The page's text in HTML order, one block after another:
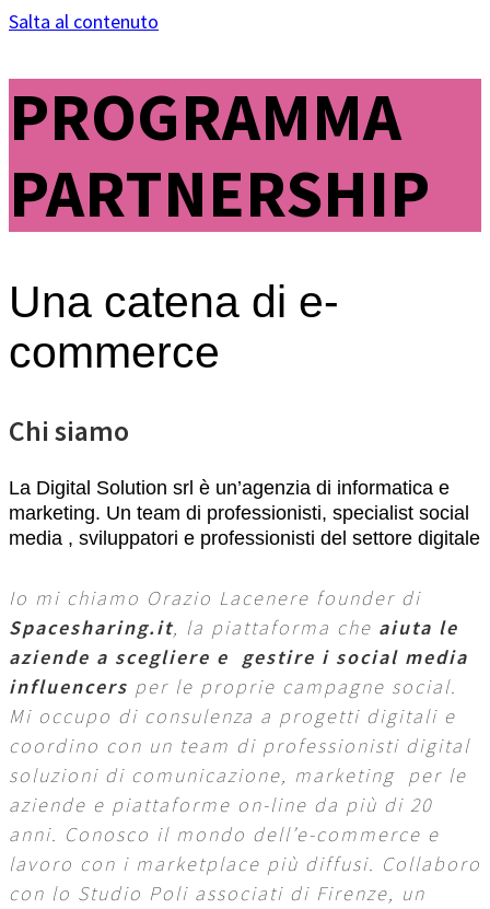
Salta al contenuto
PROGRAMMA
PARTNERSHIP
Una catena di e-
commerce
Chi siamo
La Digital Solution srl è un’agenzia di informatica e
marketing. Un team di professionisti, specialist social
media , sviluppatori e professionisti del settore digitale
Io mi chiamo Orazio Lacenere founder di
Spacesharing.it, la piattaforma che aiuta le
aziende a scegliere e gestire i social media
influencers per le proprie campagne social.
Mi occupo di consulenza a progetti digitali e
coordino con un team di professionisti digital
soluzioni di comunicazione, marketing per le
aziende e piattaforme on-line da più di 20
anni. Conosco il mondo dell’e-commerce e
lavoro con i marketplace più diffusi. Collaboro
con lo Studio Poli associati di Firenze, un